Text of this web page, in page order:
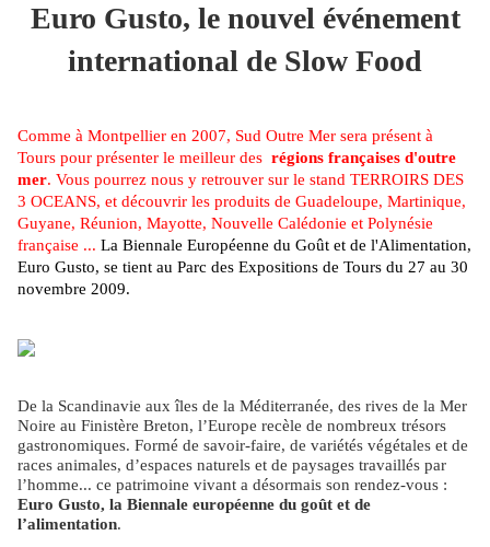
Euro Gusto, le nouvel événement
international de Slow Food
Comme à Montpellier en 2007, Sud Outre Mer sera présent à
Tours pour présenter le meilleur des régions françaises d'outre
mer. Vous pourrez nous y retrouver sur le stand TERROIRS DES
3 OCEANS, et découvrir les produits de Guadeloupe, Martinique,
Guyane, Réunion, Mayotte, Nouvelle Calédonie et Polynésie
française ... La Biennale Européenne du Goût et de l'Alimentation,
Euro Gusto, se tient au Parc des Expositions de Tours du 27 au 30
novembre 2009.
De la Scandinavie aux îles de la Méditerranée, des rives de la Mer
Noire au Finistère Breton, l’Europe recèle de nombreux trésors
gastronomiques. Formé de savoir-faire, de variétés végétales et de
races animales, d’espaces naturels et de paysages travaillés par
l’homme... ce patrimoine vivant a désormais son rendez-vous :
Euro Gusto, la Biennale européenne du goût et de
l’alimentation.